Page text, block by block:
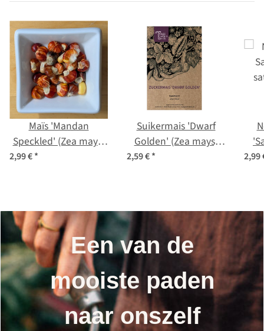
Maïs 'Mandan
Speckled' (Zea mays)
2,99 €*
Suikermais 'Dwarf
Golden' (Zea mays)
2,59 €* 2,99
Een van de
mooiste paden
naar onszelf